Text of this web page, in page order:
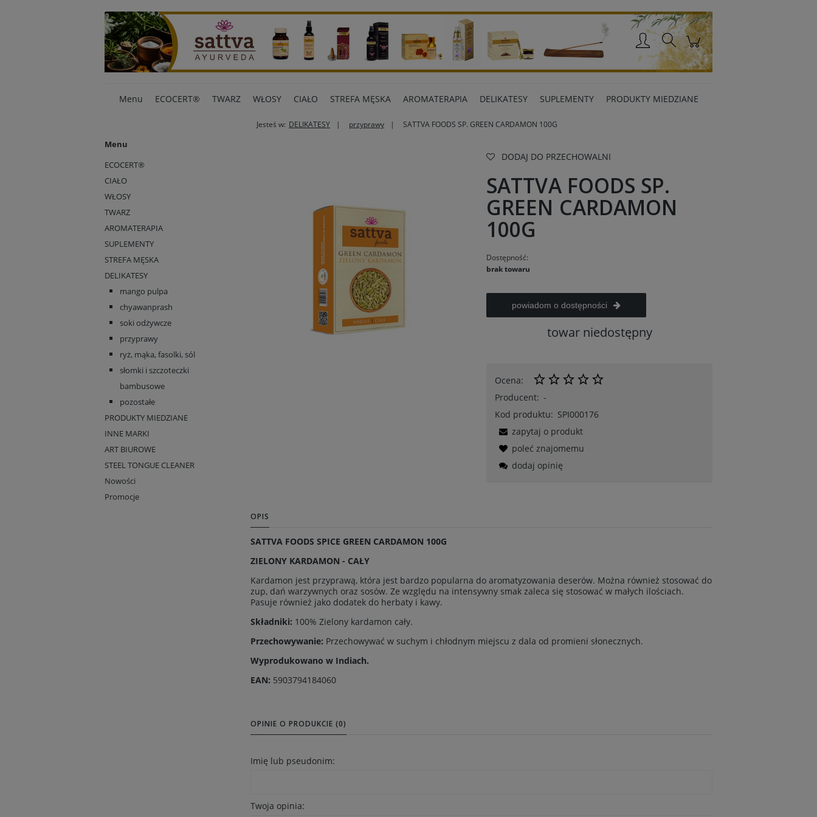
Menu ECOCERT® TWARZ WŁOSY CIAŁO STREFA MĘSKA AROMATERAPIA DELIKATESY SUPLEMENTY PRODUKTY MIEDZIANE
Jesteś w: DELIKATESY przyprawy SATTVA FOODS SP. GREEN CARDAMON 100G
Menu
ECOCERT®
CIAŁO
WŁOSY
TWARZ
AROMATERAPIA
SUPLEMENTY
STREFA MĘSKA
DELIKATESY
mango pulpa
chyawanprash
soki odżywcze
przyprawy
ryż, mąka, fasolki, sól
słomki i szczoteczki
bambusowe
pozostałe
PRODUKTY MIEDZIANE
INNE MARKI
ART BIUROWE
STEEL TONGUE CLEANER
Nowości
Promocje
DODAJ DO PRZECHOWALNI
SATTVA FOODS SP.
GREEN CARDAMON
100G
Dostępność:
brak towaru
powiadom o dostępności
towar niedostępny
Ocena:
Producent: -
Kod produktu: SPI000176
zapytaj o produkt
poleć znajomemu
dodaj opinię
OPIS
SATTVA FOODS SPICE GREEN CARDAMON 100G
ZIELONY KARDAMON - CAŁY
Kardamon jest przyprawą, która jest bardzo popularna do aromatyzowania deserów. Można również stosować do
zup, dań warzywnych oraz sosów. Ze względu na intensywny smak zaleca się stosować w małych ilościach.
Pasuje również jako dodatek do herbaty i kawy.
Składniki: 100% Zielony kardamon cały.
Przechowywanie: Przechowywać w suchym i chłodnym miejscu z dala od promieni słonecznych.
Wyprodukowano w Indiach.
EAN: 5903794184060
OPINIE O PRODUKCIE (0)
Imię lub pseudonim:
Twoja opinia: